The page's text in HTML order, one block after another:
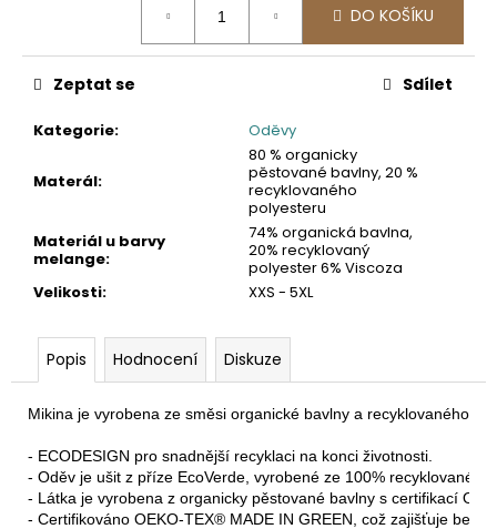
DO KOŠÍKU
Kategorie: Oděvy
Materál:
80 % organicky
pěstované bavlny, 20 %
recyklovaného
polyesteru
Materiál u barvy
melange:
74% organická bavlna,
20% recyklovaný
polyester 6% Viscoza
Velikosti: XXS - 5XL
Zeptat se Sdílet
Popis Hodnocení Diskuze
Mikina je vyrobena ze směsi organické bavlny a recyklovaného
- ECODESIGN pro snadnější recyklaci na konci životnosti.
- Oděv je ušit z příze EcoVerde, vyrobené ze 100% recyklovaného
- Látka je vyrobena z organicky pěstované bavlny s certifikací
- Certifikováno OEKO-TEX® MADE IN GREEN, což zajišťuje